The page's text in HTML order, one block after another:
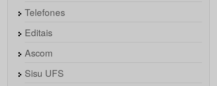
Telefones
Editais
Ascom
Sisu UFS